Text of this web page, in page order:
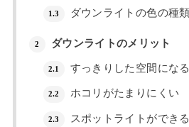
1.3 ダウンライトの色の種類
2 ダウンライトのメリット
2.1 すっきりした空間になる
2.2 ホコリがたまりにくい
2.3 スポットライトができる